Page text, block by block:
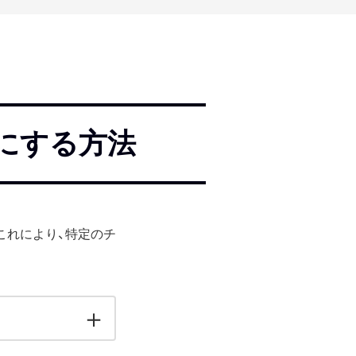
する方法
れにより、特定のチ